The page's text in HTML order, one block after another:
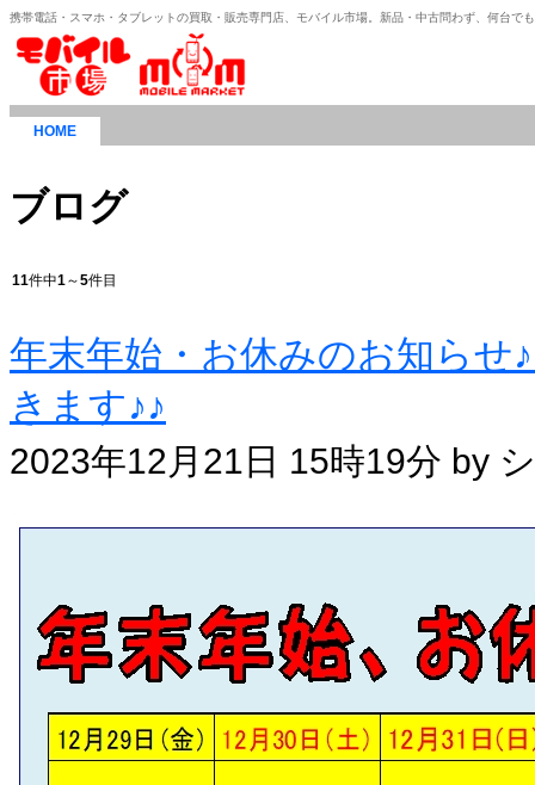
携帯電話・スマホ・タブレットの買取・販売専門店、モバイル市場。新品・中古問わず、何台で
HOME
ブログ
11件中1～5件目
年末年始・お休みのお知らせ
きます♪♪
2023年12月21日 15時19分 by